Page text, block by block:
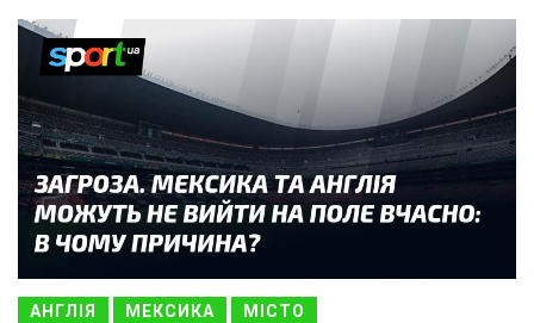
АНГЛІЯ МЕКСИКА МІСТО